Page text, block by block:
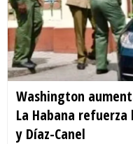
Washington
La Habana
y Díaz-Canel